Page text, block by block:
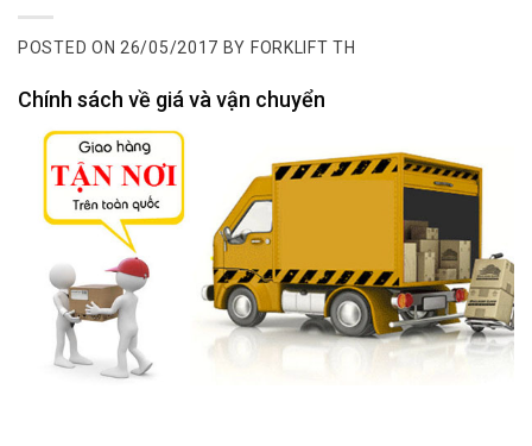
POSTED ON 26/05/2017 BY FORKLIFT TH
Chính sách về giá và vận chuyển